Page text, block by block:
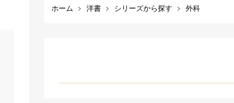
ホーム 洋書 シリーズから探す 外科